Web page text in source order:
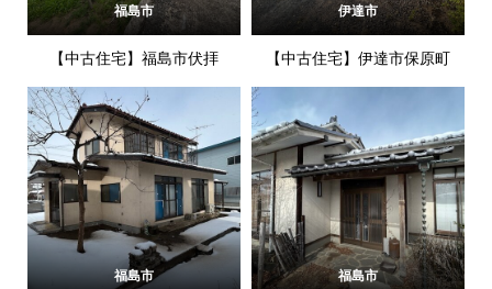
福島市
【中古住宅】福島市伏拝
伊達市
【中古住宅】伊達市保原町
福島市 福島市